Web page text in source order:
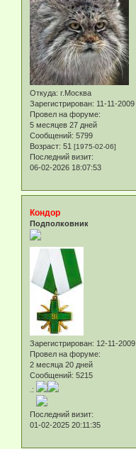
Откуда: г.Москва
Зарегистрирован: 11-11-2009
Провел на форуме:
5 месяцев 27 дней
Сообщений: 5799
Возраст: 51 [1975-02-06]
Последний визит:
06-02-2026 18:07:53
Кондор
Подполковник
Зарегистрирован: 12-11-2009
Провел на форуме:
2 месяца 20 дней
Сообщений: 5215
.:
Последний визит:
01-02-2025 20:11:35